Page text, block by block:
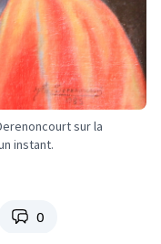
sur la
instant.
0